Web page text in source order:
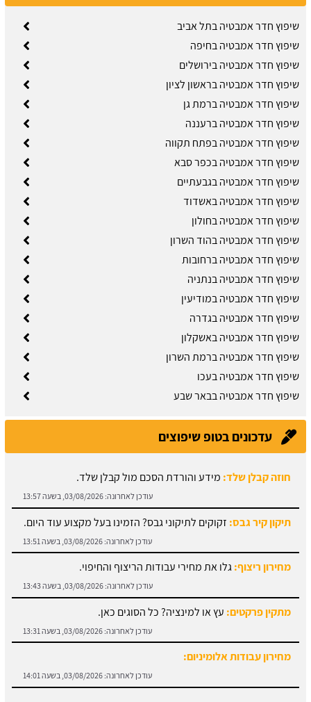
שיפוץ חדר אמבטיה בתל אביב
שיפוץ חדר אמבטיה בחיפה
שיפוץ חדר אמבטיה בירושלים
שיפוץ חדר אמבטיה בראשון לציון
שיפוץ חדר אמבטיה ברמת גן
שיפוץ חדר אמבטיה ברעננה
שיפוץ חדר אמבטיה בפתח תקווה
שיפוץ חדר אמבטיה בכפר סבא
שיפוץ חדר אמבטיה בגבעתיים
שיפוץ חדר אמבטיה באשדוד
שיפוץ חדר אמבטיה בחולון
שיפוץ חדר אמבטיה בהוד השרון
שיפוץ חדר אמבטיה ברחובות
שיפוץ חדר אמבטיה בנתניה
שיפוץ חדר אמבטיה במודיעין
שיפוץ חדר אמבטיה בגדרה
שיפוץ חדר אמבטיה באשקלון
שיפוץ חדר אמבטיה ברמת השרון
שיפוץ חדר אמבטיה בעכו
שיפוץ חדר אמבטיה בבאר שבע
עדכונים בטופ שיפוצים
חוזה קבלן שלד: מידע והורדת הסכם מול קבלן שלד.
עודכן לאחרונה: 03/08/2026, בשעה 13:57
תיקון קיר גבס: זקוקים לתיקוני גבס? הזמינו בעל מקצוע עוד היום.
עודכן לאחרונה: 03/08/2026, בשעה 13:51
מחירון ריצוף:גלו את מחירי עבודות הריצוף והחיפוי.
עודכן לאחרונה: 03/08/2026, בשעה 13:43
מתקין פרקטים: עץ או למינציה? כל הסוגים כאן.
עודכן לאחרונה: 03/08/2026, בשעה 13:31
מחירון עבודות אלומיניום:
עודכן לאחרונה: 03/08/2026, בשעה 14:01